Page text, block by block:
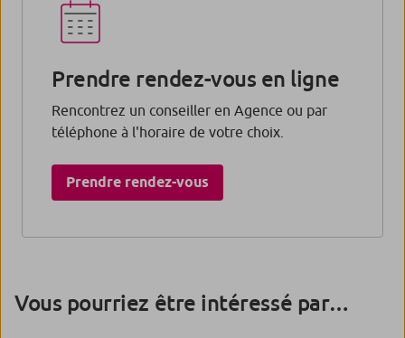
Prendre rendez-vous en ligne
Rencontrez un conseiller en Agence ou par
téléphone à l'horaire de votre choix.
Prendre rendez-vous​
Vous pourriez être intéressé par…